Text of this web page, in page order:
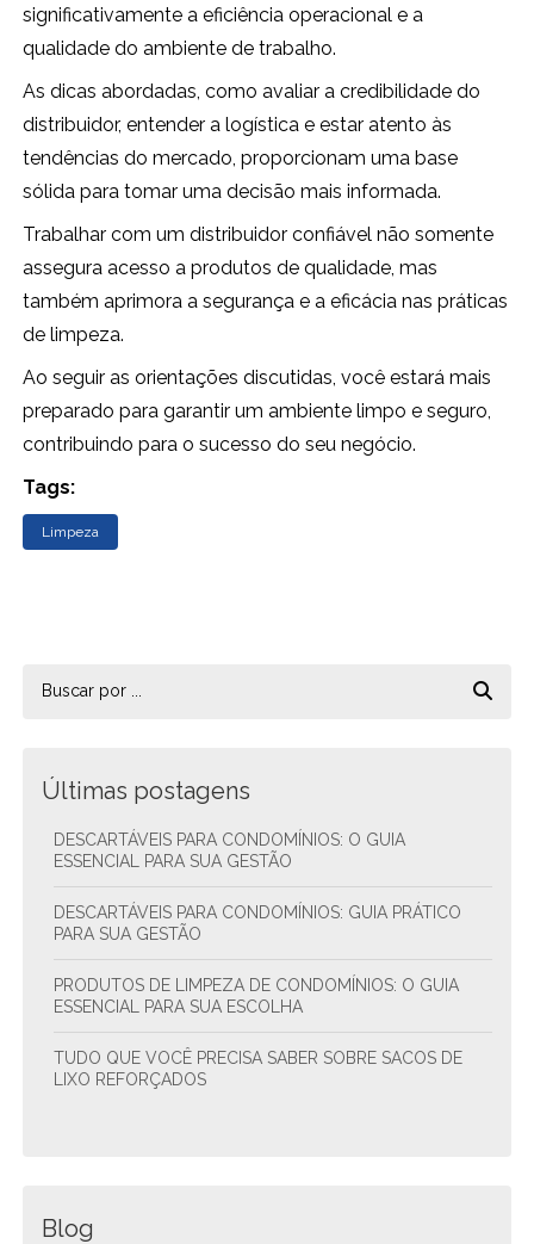
significativamente a eficiência operacional e a
qualidade do ambiente de trabalho.
As dicas abordadas, como avaliar a credibilidade do
distribuidor, entender a logística e estar atento às
tendências do mercado, proporcionam uma base
sólida para tomar uma decisão mais informada.
Trabalhar com um distribuidor confiável não somente
assegura acesso a produtos de qualidade, mas
também aprimora a segurança e a eficácia nas práticas
de limpeza.
Ao seguir as orientações discutidas, você estará mais
preparado para garantir um ambiente limpo e seguro,
contribuindo para o sucesso do seu negócio.
Tags:
Limpeza
Últimas postagens
DESCARTÁVEIS PARA CONDOMÍNIOS: O GUIA
ESSENCIAL PARA SUA GESTÃO
DESCARTÁVEIS PARA CONDOMÍNIOS: GUIA PRÁTICO
PARA SUA GESTÃO
PRODUTOS DE LIMPEZA DE CONDOMÍNIOS: O GUIA
ESSENCIAL PARA SUA ESCOLHA
TUDO QUE VOCÊ PRECISA SABER SOBRE SACOS DE
LIXO REFORÇADOS
Blog